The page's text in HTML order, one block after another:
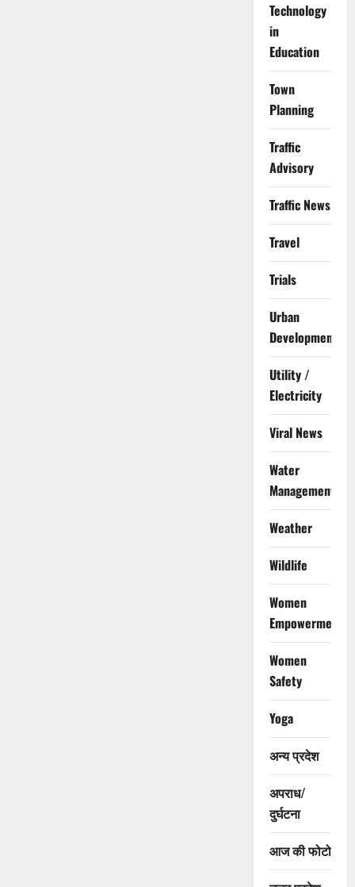
Technology
in
Education
Town
Planning
Traffic
Advisory
Traffic News
Travel
Trials
Urban
Development
Utility /
Electricity
Viral News
Water
Management
Weather
Wildlife
Women
Empowerment
Women
Safety
Yoga
अन्य प्रदेश
अपराध/
दुर्घटना
आज की फोटो